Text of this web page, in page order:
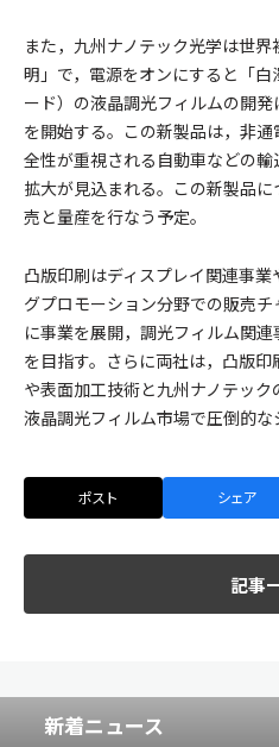
また，九州ナノテック光学は世
明」で，電源をオンにすると「
ード）の液晶調光フィルムの開
を開始する。この新製品は，非
全性が重視される自動車などの
拡大が見込まれる。この新製品
売と量産を行なう予定。
凸版印刷はディスプレイ関連事
グプロモーション分野での販売
に事業を展開，調光フィルム関
を目指す。さらに両社は，凸版
や表面加工技術と九州ナノテック
液晶調光フィルム市場で圧倒的な
ポスト シェア
記事
新着ニュース